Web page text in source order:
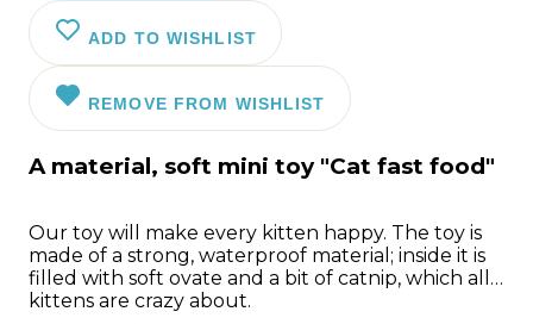
ADD TO WISHLIST
REMOVE FROM WISHLIST
A material, soft mini toy "Cat fast food"
Our toy will make every kitten happy. The toy is
made of a strong, waterproof material; inside it is
filled with soft ovate and a bit of catnip, which all
kittens are crazy about.